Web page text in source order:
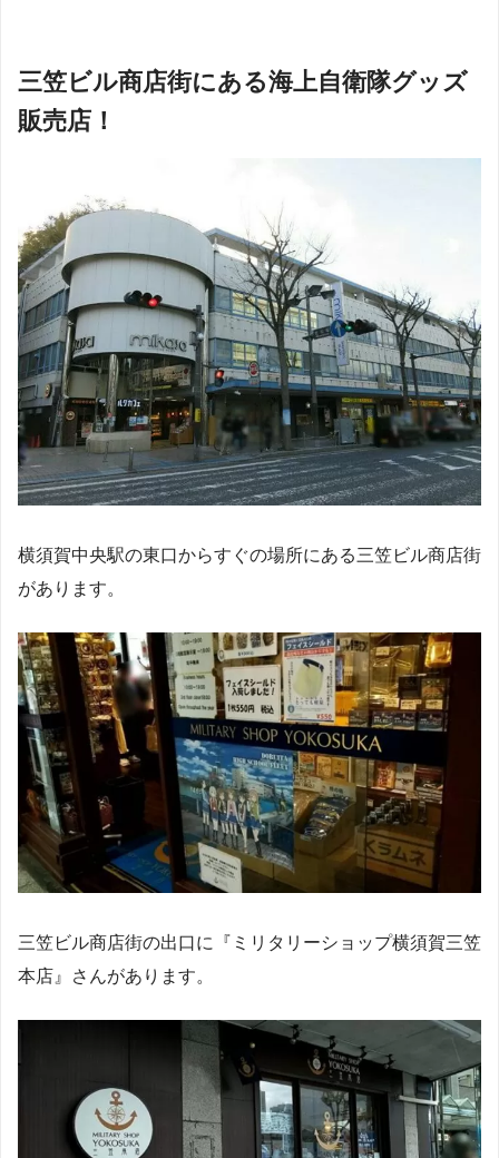
三笠ビル商店街にある海上自衛隊グッズ
販売店！
横須賀中央駅の東口からすぐの場所にある三笠ビル商店街
があります。
三笠ビル商店街の出口に『ミリタリーショップ横須賀三笠
本店』さんがあります。